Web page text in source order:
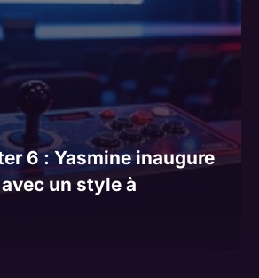
6 : Yasmine inaugure
un style à